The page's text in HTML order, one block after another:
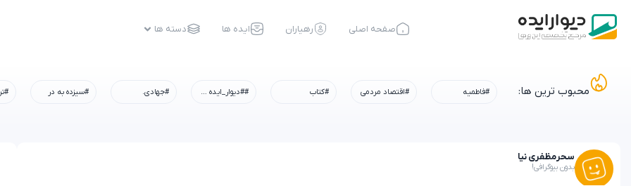
صفحه اصلی رهیاران ایده ها دسته ها
محبوب ترین ها: #فاطمیه #اقتصاد مردمی #کتاب ##دیوار_ایده #رسم_میزبانی #شهادت_امام_رضا #همه_خادم_الرضاییم #جهادی. #سیزده به در
سحرمظفری نیا
بدون بیوگرافی!